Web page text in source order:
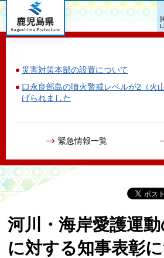
鹿児島県
災害対策本部の設置について
口永良部島の噴火警戒レベルが2（火
げられました
緊急情報一覧
河川・海岸愛護運
に対する知事表彰